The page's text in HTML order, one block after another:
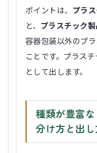
ポイントは、 プラ
と、 プラスチック製
容器包装以外のプ
ことです。プラス
として出します。
種類が豊富
分け方と出